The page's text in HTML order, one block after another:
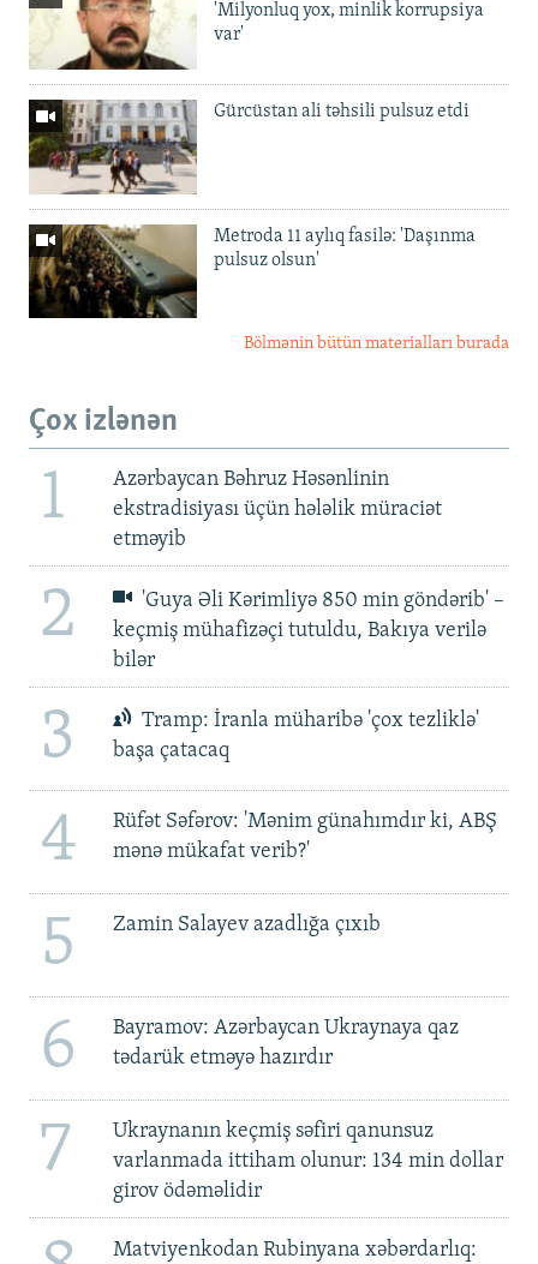
'Milyonluq yox, minlik korrupsiya
var'
Gürcüstan ali təhsili pulsuz etdi
Metroda 11 aylıq fasilə: 'Daşınma
pulsuz olsun'
Bölmənin bütün materialları burada
Çox izlənən
1
Azərbaycan Bəhruz Həsənlinin
ekstradisiyası üçün hələlik müraciət
etməyib
2
'Guya Əli Kərimliyə 850 min göndərib' –
keçmiş mühafizəçi tutuldu, Bakıya verilə
bilər
3
Tramp: İranla müharibə 'çox tezliklə'
başa çatacaq
4
Rüfət Səfərov: 'Mənim günahımdır ki, ABŞ
mənə mükafat verib?'
5 Zamin Salayev azadlığa çıxıb
6
Bayramov: Azərbaycan Ukraynaya qaz
tədarük etməyə hazırdır
7
Ukraynanın keçmiş səfiri qanunsuz
varlanmada ittiham olunur: 134 min dollar
girov ödəməlidir
Matviyenkodan Rubinyana xəbərdarlıq: